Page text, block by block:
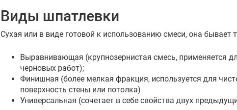
Виды шпатлевки
Сухая или в виде готовой к использованию смеси, она бывает
Выравнивающая (крупнозернистая смесь, применяется
черновых работ);
Финишная (более мелкая фракция, используется для
поверхность стены или потолка)
Универсальная (сочетает в себе свойства двух